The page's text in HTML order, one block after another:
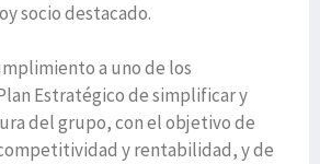
socio destacado.
a uno de los
Estratégico de simplificar y
del grupo, con el objetivo de
y rentabilidad, y de